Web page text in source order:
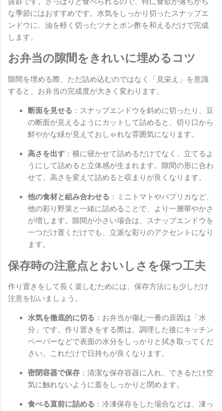
な季節にはおすすめです。水気をしっかり切ったスナップエ
ンドウに、油を軽く切ったツナとポン酢を和えるだけで完成
します。
お弁当の隙間をきれいに埋めるコツ
隙間を埋める際、ただ詰め込むのではなく「見栄え」を意識
すると、お弁当の完成度が大きく変わります。
断面を見せる ：スナップエンドウを斜めに切ったり、豆
の断面が見えるようにカットして詰めると、切り口から
鮮やかな緑が見えておしゃれな雰囲気になります。
高さを出す ：横に寝かせて詰めるだけでなく、立てるよ
うにして詰めると立体感が生まれます。隙間の形に合わ
せて、高さを変えて詰めると収まりが良くなります。
他の食材と組み合わせる ：ミニトマトやパプリカなど、
他の彩り野菜と一緒に詰めることで、より一層華やかさ
が増します。隙間が小さい場合は、スナップエンドウを
一つだけ置くだけでも、立派な彩りのアクセントになり
ます。
保存時の注意点とおいしさを保つ工夫
作り置きをして長く楽しむためには、保存方法にも少しだけ
注意を払いましょう。
水気を徹底的に切る ：お弁当が傷む一番の原因は「水
分」です。作り置きをする際は、調理した後にキッチン
ペーパーなどで表面の水分をしっかりと拭き取ってくだ
さい。これだけで日持ちが良くなります。
密閉容器で保存 ：清潔な保存容器に入れ、できるだけ空
気に触れないように蓋をしっかりと閉めます。
食べる直前に詰める ：冷凍保存をした場合などは、凍っ